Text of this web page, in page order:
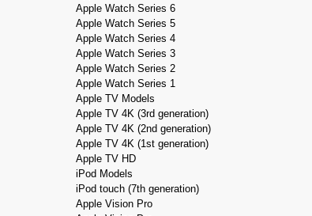
Apple Watch Series 6
Apple Watch Series 5
Apple Watch Series 4
Apple Watch Series 3
Apple Watch Series 2
Apple Watch Series 1
Apple TV Models
Apple TV 4K (3rd generation)
Apple TV 4K (2nd generation)
Apple TV 4K (1st generation)
Apple TV HD
iPod Models
iPod touch (7th generation)
Apple Vision Pro